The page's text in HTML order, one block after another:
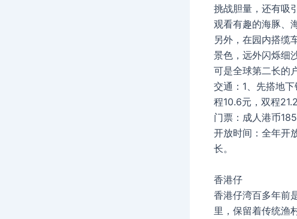
挑战胆量，还有吸
观看有趣的海豚、
另外，在园内搭缆
景色，远外闪烁细
可是全球第二长的
交通：1、先搭地
程10.6元，双程21.2
门票：成人港币
开放时间：全年开
长。
香港仔
香港仔湾百多年前
里，保留着传统渔